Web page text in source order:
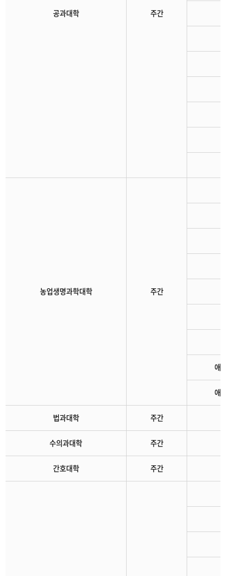
공과대학 주간
농업생명과학대학 주간
애
애
법과대학 주간
수의과대학 주간
간호대학 주간